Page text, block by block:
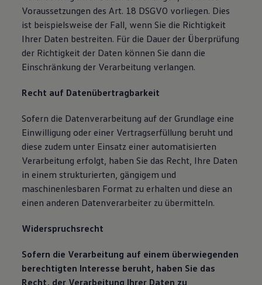
Voraussetzungen des Art. 18 DSGVO vorliegen. Dies
ist beispielsweise der Fall, wenn Sie die Richtigkeit
Ihrer Daten bestreiten. Für die Dauer der Überprüfung
der Richtigkeit der Daten können Sie dann die
Einschränkung der Verarbeitung verlangen.
Recht auf Datenübertragbarkeit
Sofern die Datenverarbeitung auf der Grundlage eine
Einwilligung oder einer Vertragserfüllung beruht und
diese zudem unter Einsatz einer automatisierten
Verarbeitung erfolgt, haben Sie das Recht, Ihre Daten
in einem strukturierten, gängigem und
maschinenlesbaren Format zu erhalten und diese an
einen anderen Datenverarbeiter zu übermitteln.
Widerspruchsrecht
Sofern die Verarbeitung auf einem überwiegenden
berechtigten Interesse beruht, haben Sie das
Recht, der Verarbeitung Ihrer Daten zu